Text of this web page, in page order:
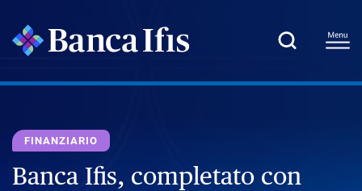
FINANZIARIO
Banca Ifis, completato con